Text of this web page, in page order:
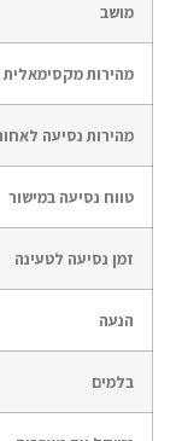
מושב
מהירות מקסימאלית
מהירות נסיעה
טווח נסיעה במישור
זמן נסיעה לטעינה
הנעה
בלמים